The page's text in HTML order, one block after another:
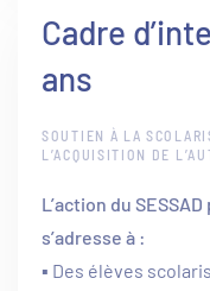
Cadre
ans
SOUTIEN À LA
L’ACQUISITION DE
L’action du
s’adresse à :
▪ Des élèves